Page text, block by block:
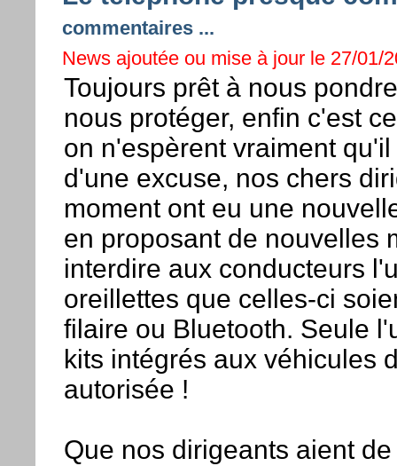
commentaires ...
News ajoutée ou mise à jour le 27/01/
Toujours prêt à nous
nous protéger, enfin c'est
on n'espèrent vraiment
d'une excuse, nos chers
moment ont eu une
en proposant de nouvelles
interdire aux conducteurs
oreillettes que celles-ci
filaire ou Bluetooth. Seule
kits intégrés aux véhicules
autorisée !
Que nos dirigeants aient